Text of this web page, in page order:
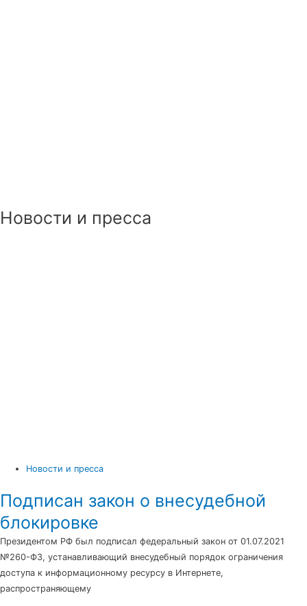
Новости и пресса
Новости и пресса
Подписан закон о внесудебной
блокировке
Президентом РФ был подписал федеральный закон от 01.07.2021
№260-ФЗ, устанавливающий внесудебный порядок ограничения
доступа к информационному ресурсу в Интернете,
распространяющему